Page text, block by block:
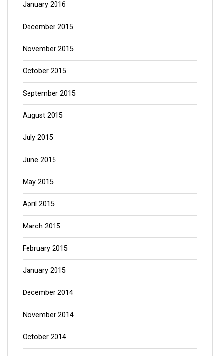
January 2016
December 2015
November 2015
October 2015
September 2015
August 2015
July 2015
June 2015
May 2015
April 2015
March 2015
February 2015
January 2015
December 2014
November 2014
October 2014